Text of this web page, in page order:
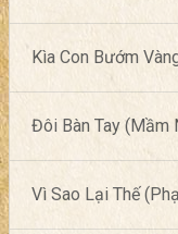
Kìa Con Bướm
Đôi Bàn Tay (Mầm
Vì Sao Lại Thế